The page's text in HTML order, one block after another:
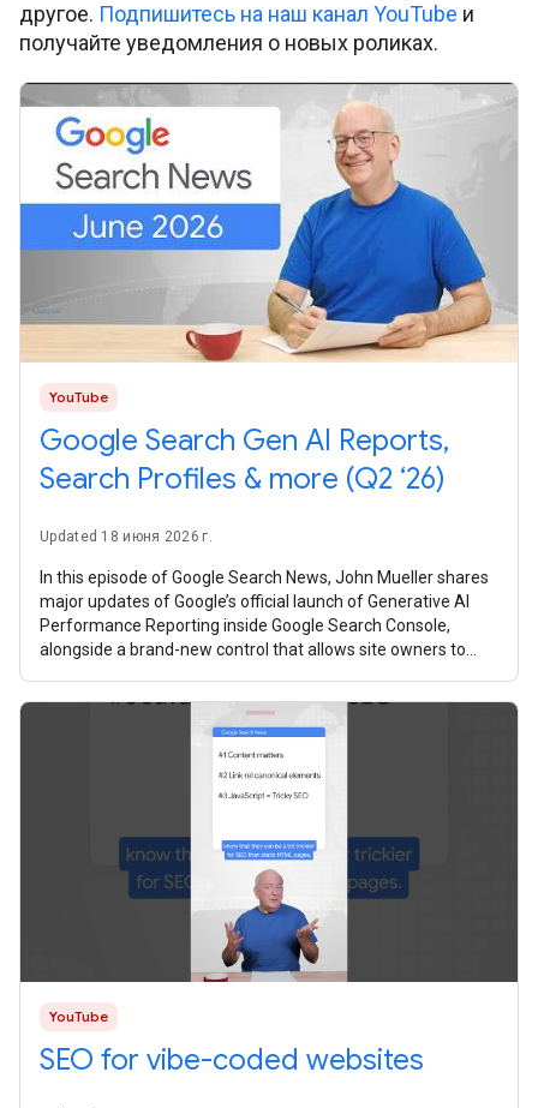
другое. Подпишитесь на наш канал YouTube и
получайте уведомления о новых роликах.
YouTube
Google Search Gen AI Reports,
Search Profiles & more (Q2 ‘26)
Updated 18 июня 2026 г.
In this episode of Google Search News, John Mueller shares
major updates of Google’s official launch of Generative AI
Performance Reporting inside Google Search Console,
alongside a brand-new control that allows site owners to
YouTube
SEO for vibe-coded websites